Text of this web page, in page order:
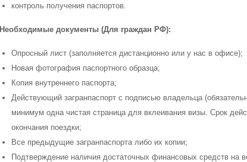
контроль получения паспортов.
Необходимые документы (Для граждан РФ):
Опросный лист (заполняется дистанционно или у нас в офисе);
Новая фотография паспортного образца;
Копия внутреннего паспорта;
Действующий загранпаспорт с подписью владельца
минимум одна чистая страница для вклеивания визы. Срок
окончания поездки;
Все предыдущие загранпаспорта либо их копии;
Подтверждение наличия достаточных финансовых средств на